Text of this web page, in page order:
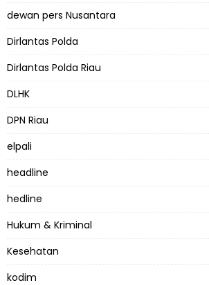
dewan pers Nusantara
Dirlantas Polda
Dirlantas Polda Riau
DLHK
DPN Riau
elpali
headline
hedline
Hukum & Kriminal
Kesehatan
kodim